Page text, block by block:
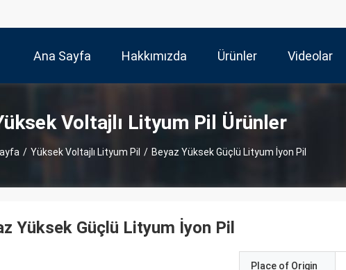
Ana Sayfa Hakkımızda Ürünler Videolar
Voltajlı Lityum Pil Ürünler
/ Yüksek Voltajlı Lityum Pil / Beyaz Yüksek Güçlü Lityum İyon Pil
Yüksek Güçlü Lityum İyon Pil
Place of Origin